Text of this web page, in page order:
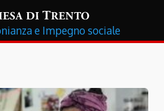
e Impegno sociale